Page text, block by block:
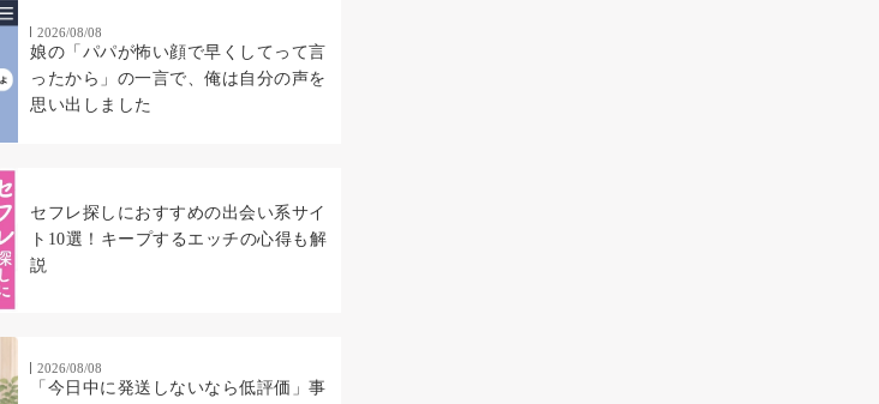
2026/08/08
娘の「パパが怖い顔で早くしてって言
ったから」の一言で、俺は自分の声を
思い出しました
セフレ探しにおすすめの出会い系サイ
ト10選！キープするエッチの心得も解
説
2026/08/08
「今日中に発送しないなら低評価」事